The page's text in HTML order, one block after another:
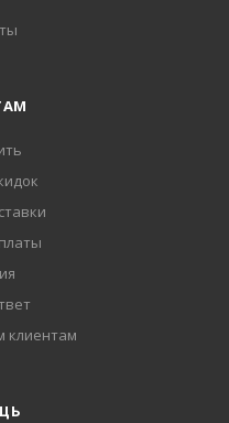
клиентам